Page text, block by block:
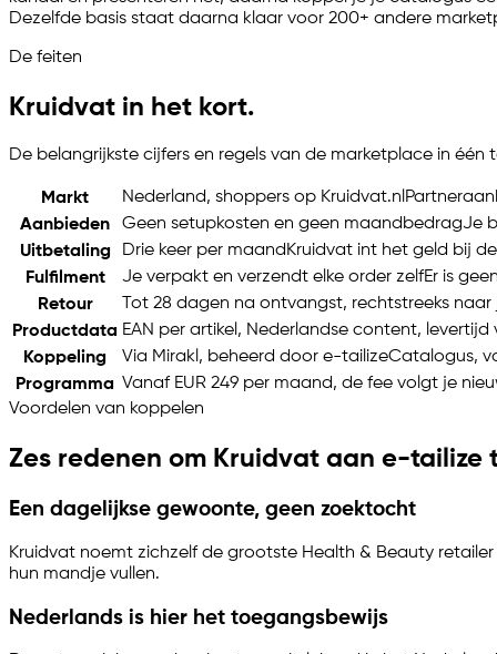
Dezelfde basis staat daarna klaar voor 200+ andere
De feiten
Kruidvat in het kort.
De belangrijkste cijfers en regels van de marketplace in één
Markt Nederland, shoppers op Kruidvat.nl
Aanbieden
Geen setupkosten en geen maandbedragJe
Uitbetaling
Drie keer per maandKruidvat int het geld bij
Fulfilment
Je verpakt en verzendt elke order zelfEr is
Retour
Tot 28 dagen na ontvangst, rechtstreeks naar
Productdata EAN per artikel, Nederlandse content, levertijd
Koppeling
Via Mirakl, beheerd door e-tailizeCatalogus,
Programma Vanaf EUR 249 per maand, de fee volgt je
Voordelen van koppelen
Zes redenen om Kruidvat aan e-tailize
Een dagelijkse gewoonte, geen zoektocht
Kruidvat noemt zichzelf de grootste Health & Beauty
hun mandje vullen.
Nederlands is hier het toegangsbewijs